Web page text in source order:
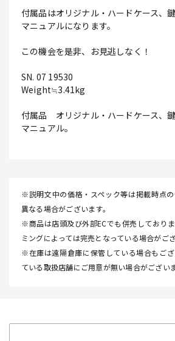
付属品はオリジナル・ハードケース、
マニュアルになります。
この機会を是非、お見逃しなく！
SN. 07 19530
Weight≒3.41kg
付属品 オリジナル・ハードケース、
マニュアル。
※説明文中の価格・スペック等は掲載時点
異なる場合がございます。
※商品は店頭及び外部ECでも併売しており
ミングによっては完売となっている場合がござ
※在庫は遠隔倉庫に保管している場合もご
ている取扱店舗にご用意が無い場合がございま